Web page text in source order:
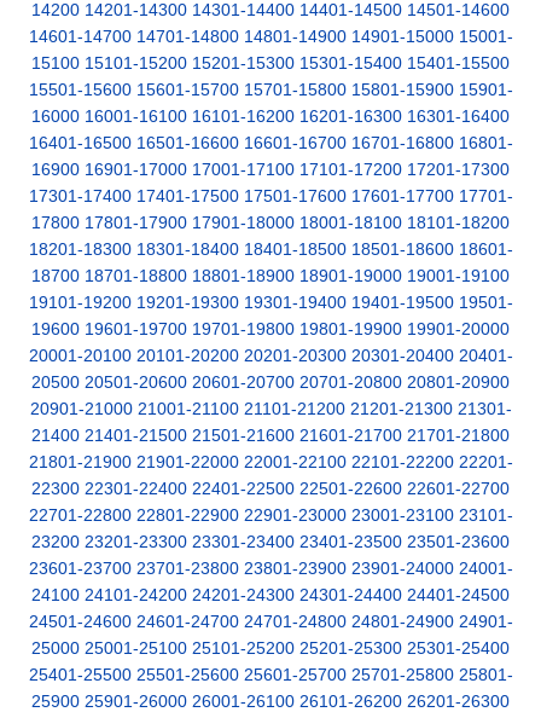
14200 14201-14300 14301-14400 14401-14500 14501-14600
14601-14700 14701-14800 14801-14900 14901-15000 15001-
15100 15101-15200 15201-15300 15301-15400 15401-15500
15501-15600 15601-15700 15701-15800 15801-15900 15901-
16000 16001-16100 16101-16200 16201-16300 16301-16400
16401-16500 16501-16600 16601-16700 16701-16800 16801-
16900 16901-17000 17001-17100 17101-17200 17201-17300
17301-17400 17401-17500 17501-17600 17601-17700 17701-
17800 17801-17900 17901-18000 18001-18100 18101-18200
18201-18300 18301-18400 18401-18500 18501-18600 18601-
18700 18701-18800 18801-18900 18901-19000 19001-19100
19101-19200 19201-19300 19301-19400 19401-19500 19501-
19600 19601-19700 19701-19800 19801-19900 19901-20000
20001-20100 20101-20200 20201-20300 20301-20400 20401-
20500 20501-20600 20601-20700 20701-20800 20801-20900
20901-21000 21001-21100 21101-21200 21201-21300 21301-
21400 21401-21500 21501-21600 21601-21700 21701-21800
21801-21900 21901-22000 22001-22100 22101-22200 22201-
22300 22301-22400 22401-22500 22501-22600 22601-22700
22701-22800 22801-22900 22901-23000 23001-23100 23101-
23200 23201-23300 23301-23400 23401-23500 23501-23600
23601-23700 23701-23800 23801-23900 23901-24000 24001-
24100 24101-24200 24201-24300 24301-24400 24401-24500
24501-24600 24601-24700 24701-24800 24801-24900 24901-
25000 25001-25100 25101-25200 25201-25300 25301-25400
25401-25500 25501-25600 25601-25700 25701-25800 25801-
25900 25901-26000 26001-26100 26101-26200 26201-26300